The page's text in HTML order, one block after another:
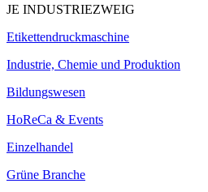
JE INDUSTRIEZWEIG
Etikettendruckmaschine
Industrie, Chemie und Produktion
Bildungswesen
HoReCa & Events
Einzelhandel
Grüne Branche